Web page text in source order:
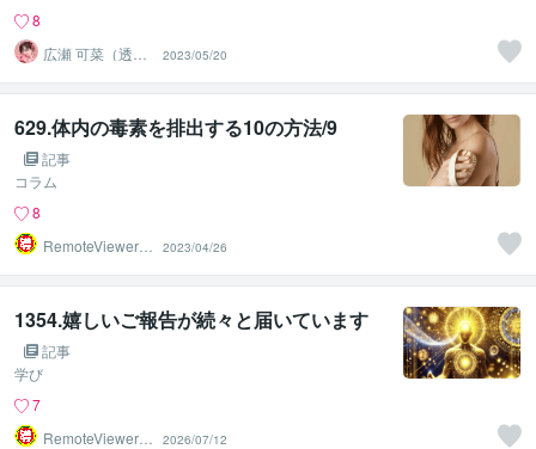
8
広瀬 可菜（透視
タロット⭐占い
師）
2023/05/20
629.体内の毒素を排出する10の方法/9
記事
コラム
8
RemoteViewer導
2023/04/26
1354.嬉しいご報告が続々と届いています
記事
学び
7
RemoteViewer導
2026/07/12